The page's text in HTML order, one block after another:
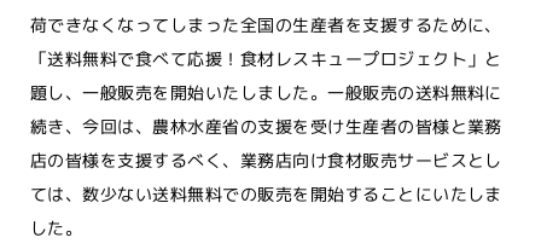
荷できなくなってしまった全国の生産者を支援するために、
「送料無料で食べて応援！食材レスキュープロジェクト」と
題し、一般販売を開始いたしました。一般販売の送料無料に
続き、今回は、農林水産省の支援を受け生産者の皆様と業務
店の皆様を支援するべく、業務店向け食材販売サービスとし
ては、数少ない送料無料での販売を開始することにいたしま
した。